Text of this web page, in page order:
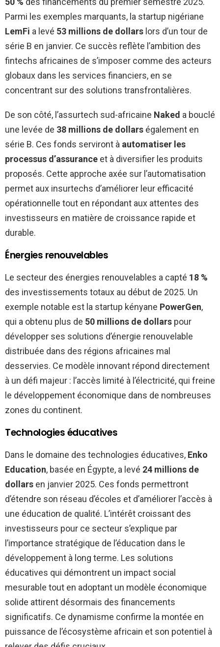
Parmi les exemples marquants, la startup nigériane
LemFi a levé 53 millions de dollars lors d’un tour de
série B en janvier. Ce succès reflète l’ambition des
fintechs africaines de s’imposer comme des acteurs
globaux dans les services financiers, en se
concentrant sur des solutions transfrontalières.
De son côté, l’assurtech sud-africaine Naked a bouclé
une levée de 38 millions de dollars également en
série B. Ces fonds serviront à automatiser les
processus d’assurance et à diversifier les produits
proposés. Cette approche axée sur l’automatisation
permet aux insurtechs d’améliorer leur efficacité
opérationnelle tout en répondant aux attentes des
investisseurs en matière de croissance rapide et
durable.
Énergies renouvelables
Le secteur des énergies renouvelables a capté 18 %
des investissements totaux au début de 2025. Un
exemple notable est la startup kényane PowerGen,
qui a obtenu plus de 50 millions de dollars pour
développer ses solutions d’énergie renouvelable
distribuée dans des régions africaines mal
desservies. Ce modèle innovant répond directement
à un défi majeur : l’accès limité à l’électricité, qui freine
le développement économique dans de nombreuses
zones du continent.
Technologies éducatives
Dans le domaine des technologies éducatives, Enko
Education, basée en Égypte, a levé 24 millions de
dollars en janvier 2025. Ces fonds permettront
d’étendre son réseau d’écoles et d’améliorer l’accès à
une éducation de qualité. L’intérêt croissant des
investisseurs pour ce secteur s’explique par
l’importance stratégique de l’éducation dans le
développement à long terme. Les solutions
éducatives qui démontrent un impact social
mesurable tout en adoptant un modèle économique
solide attirent désormais des financements
significatifs. Ce dynamisme confirme la montée en
puissance de l’écosystème africain et son potentiel à